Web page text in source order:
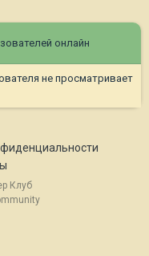
онлайн
не просматривает
Клуб